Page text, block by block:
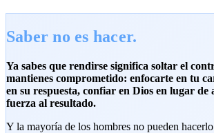
Saber no es hacer.
Ya sabes que rendirse significa soltar el
mantienes comprometido: enfocarte en tu
en su respuesta, confiar en Dios en lugar de
fuerza al resultado.
Y la mayoría de los hombres no pueden